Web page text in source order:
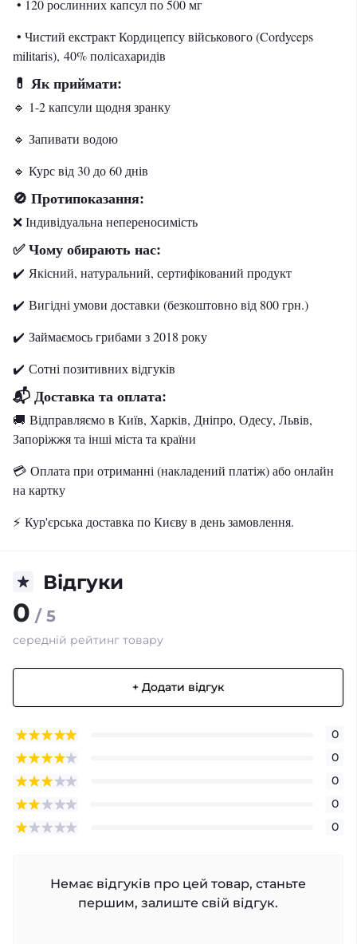
• 120 рослинних капсул по 500 мг
• Чистий екстракт Кордицепсу військового (Cordyceps
militaris), 40% полісахаридів
💊 Як приймати:
🔹 1-2 капсули щодня зранку
🔹 Запивати водою
🔹 Курс від 30 до 60 днів
🚫 Протипоказання:
❌ Індивідуальна непереносимість
✅ Чому обирають нас:
✔️ Якісний, натуральний, сертифікований продукт
✔️ Вигідні умови доставки (безкоштовно від 800 грн.)
✔️ Займаємось грибами з 2018 року
✔️ Сотні позитивних відгуків
📬 Доставка та оплата:
🚚 Відправляємо в Київ, Харків, Дніпро, Одесу, Львів,
Запоріжжя та інші міста та країни
💳 Оплата при отриманні (накладений платіж) або онлайн
на картку
⚡️ Кур'єрська доставка по Києву в день замовлення.
Відгуки
0 / 5
середній рейтинг товару
+ Додати відгук
0
0
0
0
0
Немає відгуків про цей товар, станьте
першим, залиште свій відгук.